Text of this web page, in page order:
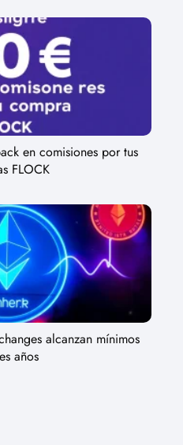
en comisiones por tus
FLOCK
alcanzan mínimos
años